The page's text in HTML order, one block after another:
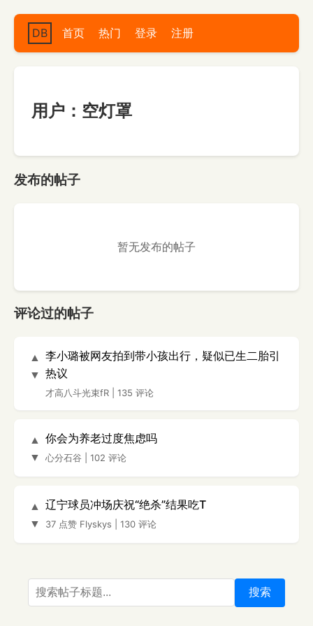
DB 首页 热门 登录 注册
用户：空灯罩
发布的帖子
暂无发布的帖子
评论过的帖子
▲
▼
李小璐被网友拍到带小孩出行，疑似已生二胎引
热议
才高八斗光束fR 135 评论
▲
▼
你会为养老过度焦虑吗
心分石谷 102 评论
▲
▼
辽宁球员冲场庆祝“绝杀”结果吃T
37 点赞 Flyskys 130 评论
搜索